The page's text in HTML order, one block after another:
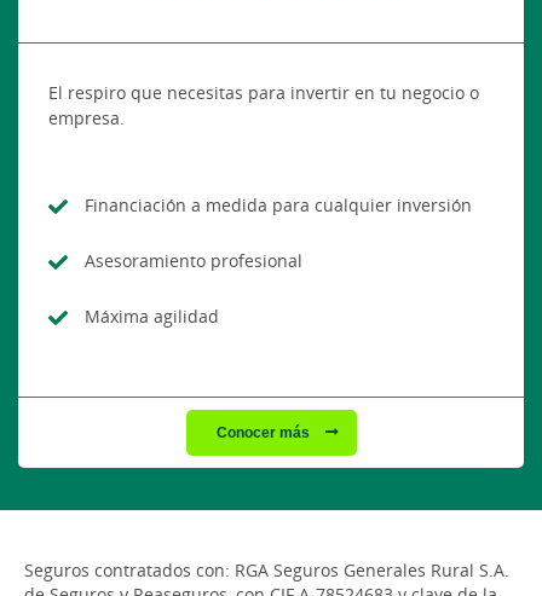
El respiro que necesitas para invertir en tu negocio o
empresa.
Financiación a medida para cualquier inversión
Asesoramiento profesional
Máxima agilidad
Conocer más
Seguros contratados con: RGA Seguros Generales Rural S.A.